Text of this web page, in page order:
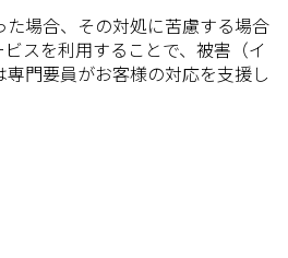
場合、その対処に苦慮する場合
スを利用することで、被害（イ
門要員がお客様の対応を支援し